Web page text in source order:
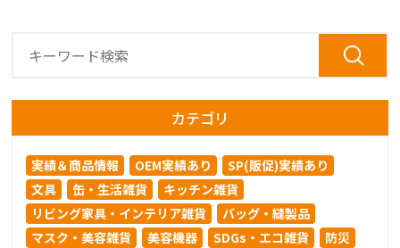
カテゴリ
実績＆商品情報 OEM実績あり
SP(販促)実績あり
文具
缶・生活雑貨
キッチン雑貨
リビング家具・インテリア雑貨
バッグ・縫製品
マスク・美容雑貨
美容機器 SDGs・エコ雑貨
防災